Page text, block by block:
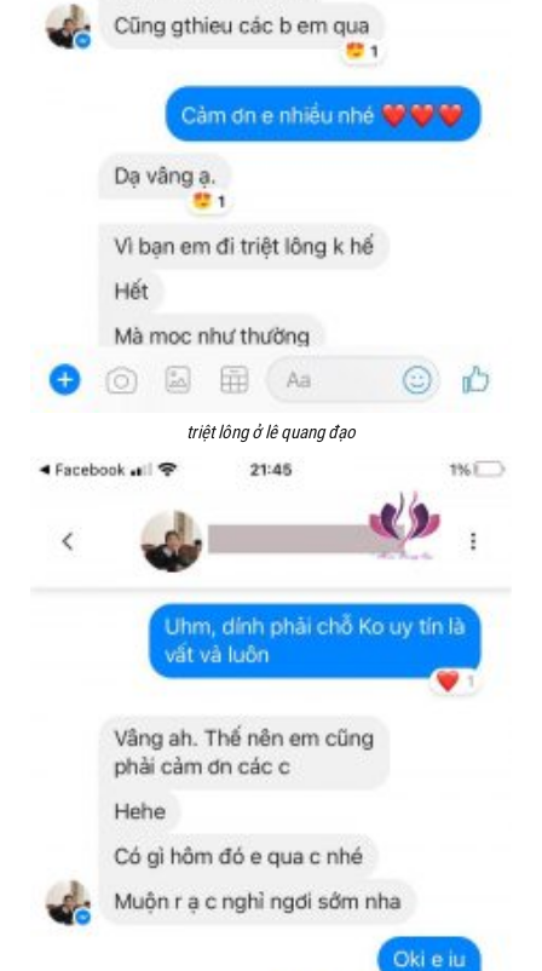
triệt lông ở lê quang đạo